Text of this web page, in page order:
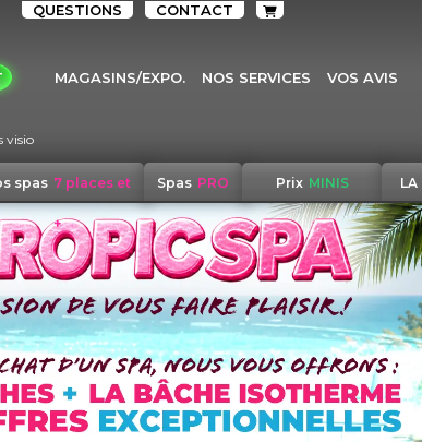
QUESTIONS CONTACT
MAGASINS/EXPO. NOS SERVICES VOS AVIS
visio
spas 7 places et
+
Spas PRO Prix MINIS LA